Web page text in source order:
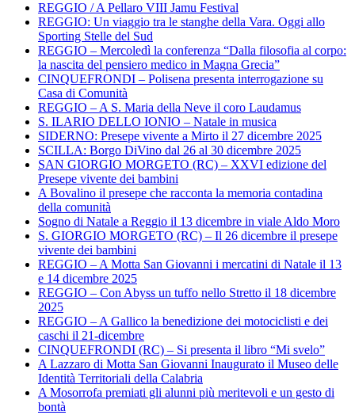
REGGIO / A Pellaro VIII Jamu Festival
REGGIO: Un viaggio tra le stanghe della Vara. Oggi allo
Sporting Stelle del Sud
REGGIO – Mercoledì la conferenza “Dalla filosofia al corpo:
la nascita del pensiero medico in Magna Grecia”
CINQUEFRONDI – Polisena presenta interrogazione su
Casa di Comunità
REGGIO – A S. Maria della Neve il coro Laudamus
S. ILARIO DELLO IONIO – Natale in musica
SIDERNO: Presepe vivente a Mirto il 27 dicembre 2025
SCILLA: Borgo DiVino dal 26 al 30 dicembre 2025
SAN GIORGIO MORGETO (RC) – XXVI edizione del
Presepe vivente dei bambini
A Bovalino il presepe che racconta la memoria contadina
della comunità
Sogno di Natale a Reggio il 13 dicembre in viale Aldo Moro
S. GIORGIO MORGETO (RC) – Il 26 dicembre il presepe
vivente dei bambini
REGGIO – A Motta San Giovanni i mercatini di Natale il 13
e 14 dicembre 2025
REGGIO – Con Abyss un tuffo nello Stretto il 18 dicembre
2025
REGGIO – A Gallico la benedizione dei motociclisti e dei
caschi il 21-dicembre
CINQUEFRONDI (RC) – Si presenta il libro “Mi svelo”
A Lazzaro di Motta San Giovanni Inaugurato il Museo delle
Identità Territoriali della Calabria
A Mosorrofa premiati gli alunni più meritevoli e un gesto di
bontà